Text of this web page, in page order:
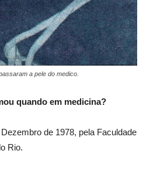
a pele do medico.
quando em medicina?
de 1978, pela Faculdade
Rio.